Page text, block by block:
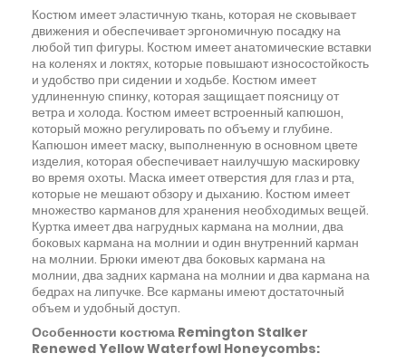
Костюм имеет эластичную ткань, которая не сковывает
движения и обеспечивает эргономичную посадку на
любой тип фигуры. Костюм имеет анатомические вставки
на коленях и локтях, которые повышают износостойкость
и удобство при сидении и ходьбе. Костюм имеет
удлиненную спинку, которая защищает поясницу от
ветра и холода. Костюм имеет встроенный капюшон,
который можно регулировать по объему и глубине.
Капюшон имеет маску, выполненную в основном цвете
изделия, которая обеспечивает наилучшую маскировку
во время охоты. Маска имеет отверстия для глаз и рта,
которые не мешают обзору и дыханию. Костюм имеет
множество карманов для хранения необходимых вещей.
Куртка имеет два нагрудных кармана на молнии, два
боковых кармана на молнии и один внутренний карман
на молнии. Брюки имеют два боковых кармана на
молнии, два задних кармана на молнии и два кармана на
бедрах на липучке. Все карманы имеют достаточный
объем и удобный доступ.
Особенности костюма Remington Stalker
Renewed Yellow Waterfowl Honeycombs: